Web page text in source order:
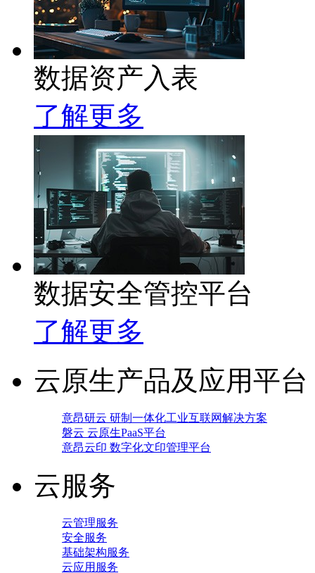
数据资产入表
了解更多
数据安全管控平台
了解更多
云原生产品及应用平台
意昂研云 研制一体化工业互联网解决方案
磐云 云原生PaaS平台
意昂云印 数字化文印管理平台
云服务
云管理服务
安全服务
基础架构服务
云应用服务